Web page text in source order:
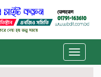
Toggle